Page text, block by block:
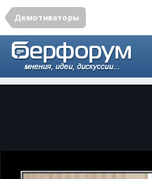
Демотиваторы